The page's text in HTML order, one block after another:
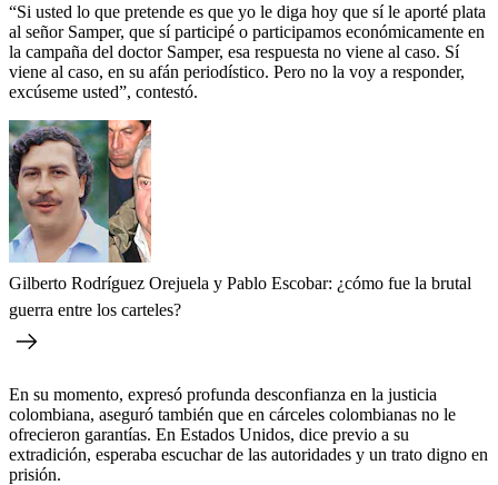
“Si usted lo que pretende es que yo le diga hoy que sí le aporté plata
al señor Samper, que sí participé o participamos económicamente en
la campaña del doctor Samper, esa respuesta no viene al caso. Sí
viene al caso, en su afán periodístico. Pero no la voy a responder,
excúseme usted”, contestó.
Gilberto Rodríguez Orejuela y Pablo Escobar: ¿cómo fue la brutal
guerra entre los carteles?
En su momento, expresó profunda desconfianza en la justicia
colombiana, aseguró también que en cárceles colombianas no le
ofrecieron garantías. En Estados Unidos, dice previo a su
extradición, esperaba escuchar de las autoridades y un trato digno en
prisión.